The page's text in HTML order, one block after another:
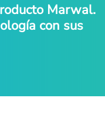
Marwal.
con sus